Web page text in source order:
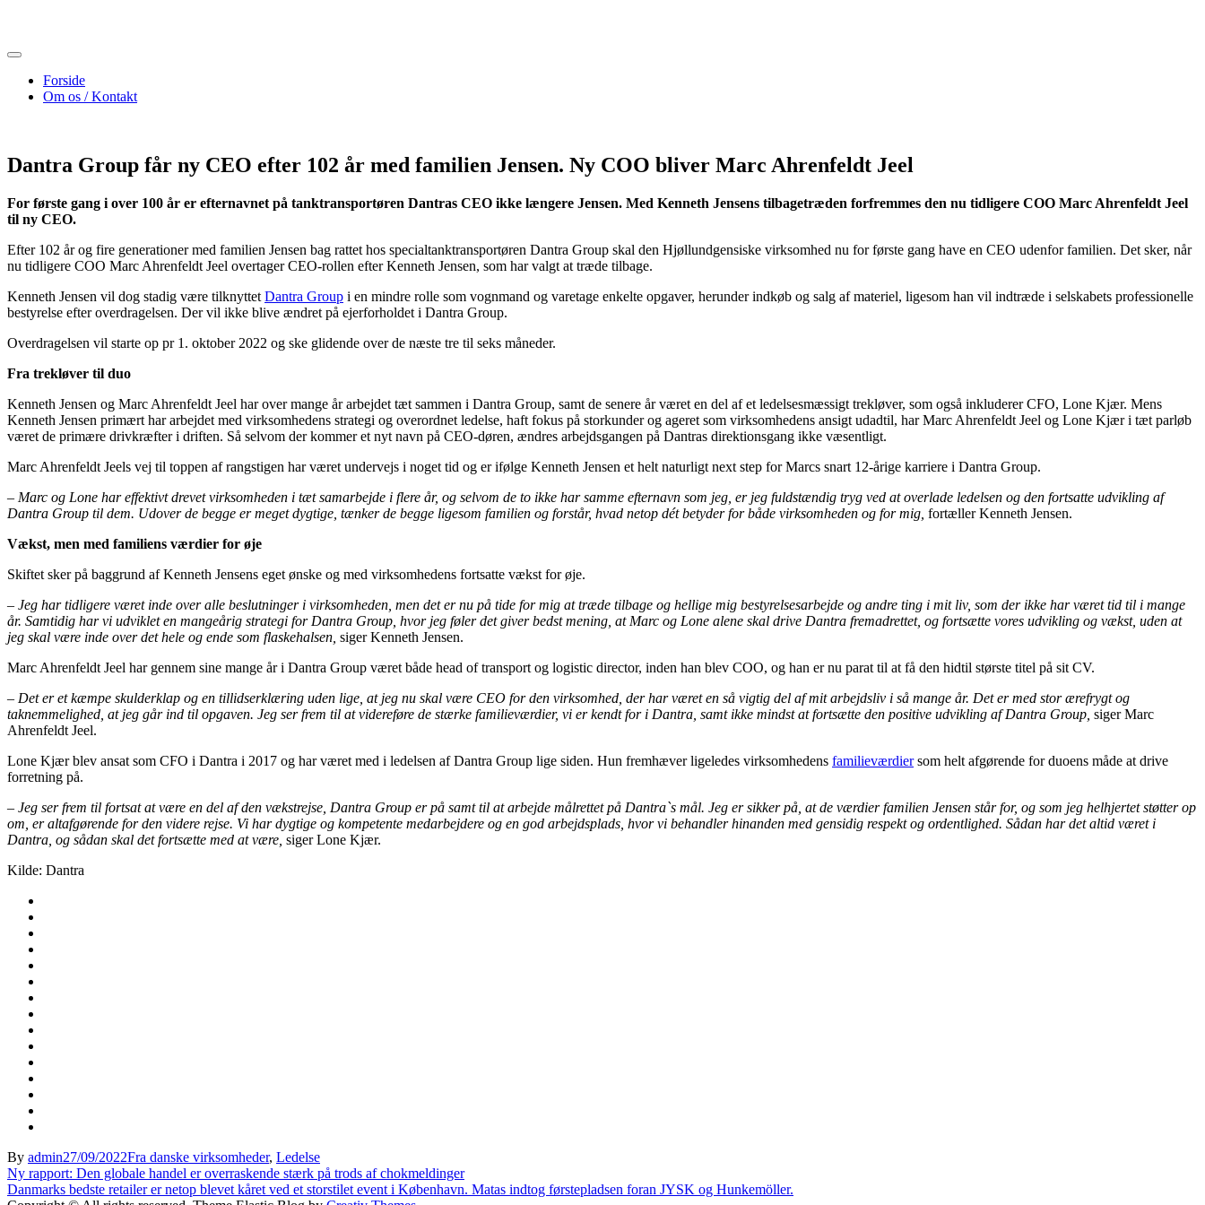
Forside
Om os / Kontakt
Dantra Group får ny CEO efter 102 år med familien Jensen. Ny COO bliver Marc Ahrenfeldt Jeel
For første gang i over 100 år er efternavnet på tanktransportøren Dantras CEO ikke længere Jensen. Med Kenneth Jensens tilbagetræden forfremmes den nu tidligere COO Marc Ahrenfeldt Jeel
til ny CEO.
Efter 102 år og fire generationer med familien Jensen bag rattet hos specialtanktransportøren Dantra Group skal den Hjøllundgensiske virksomhed nu for første gang have en CEO udenfor familien. Det sker, når
nu tidligere COO Marc Ahrenfeldt Jeel overtager CEO-rollen efter Kenneth Jensen, som har valgt at træde tilbage.
Kenneth Jensen vil dog stadig være tilknyttet Dantra Group i en mindre rolle som vognmand og varetage enkelte opgaver, herunder indkøb og salg af materiel, ligesom han vil indtræde i selskabets professionelle
bestyrelse efter overdragelsen. Der vil ikke blive ændret på ejerforholdet i Dantra Group.
Overdragelsen vil starte op pr 1. oktober 2022 og ske glidende over de næste tre til seks måneder.
Fra trekløver til duo
Kenneth Jensen og Marc Ahrenfeldt Jeel har over mange år arbejdet tæt sammen i Dantra Group, samt de senere år været en del af et ledelsesmæssigt trekløver, som også inkluderer CFO, Lone Kjær. Mens
Kenneth Jensen primært har arbejdet med virksomhedens strategi og overordnet ledelse, haft fokus på storkunder og ageret som virksomhedens ansigt udadtil, har Marc Ahrenfeldt Jeel og Lone Kjær i tæt parløb
været de primære drivkræfter i driften. Så selvom der kommer et nyt navn på CEO-døren, ændres arbejdsgangen på Dantras direktionsgang ikke væsentligt.
Marc Ahrenfeldt Jeels vej til toppen af rangstigen har været undervejs i noget tid og er ifølge Kenneth Jensen et helt naturligt next step for Marcs snart 12-årige karriere i Dantra Group.
– Marc og Lone har effektivt drevet virksomheden i tæt samarbejde i flere år, og selvom de to ikke har samme efternavn som jeg, er jeg fuldstændig tryg ved at overlade ledelsen og den fortsatte udvikling af
Dantra Group til dem. Udover de begge er meget dygtige, tænker de begge ligesom familien og forstår, hvad netop dét betyder for både virksomheden og for mig, fortæller Kenneth Jensen.
Vækst, men med familiens værdier for øje
Skiftet sker på baggrund af Kenneth Jensens eget ønske og med virksomhedens fortsatte vækst for øje.
– Jeg har tidligere været inde over alle beslutninger i virksomheden, men det er nu på tide for mig at træde tilbage og hellige mig bestyrelsesarbejde og andre ting i mit liv, som der ikke har været tid til i mange
år. Samtidig har vi udviklet en mangeårig strategi for Dantra Group, hvor jeg føler det giver bedst mening, at Marc og Lone alene skal drive Dantra fremadrettet, og fortsætte vores udvikling og vækst, uden at
jeg skal være inde over det hele og ende som flaskehalsen, siger Kenneth Jensen.
Marc Ahrenfeldt Jeel har gennem sine mange år i Dantra Group været både head of transport og logistic director, inden han blev COO, og han er nu parat til at få den hidtil største titel på sit CV.
– Det er et kæmpe skulderklap og en tillidserklæring uden lige, at jeg nu skal være CEO for den virksomhed, der har været en så vigtig del af mit arbejdsliv i så mange år. Det er med stor ærefrygt og
taknemmelighed, at jeg går ind til opgaven. Jeg ser frem til at videreføre de stærke familieværdier, vi er kendt for i Dantra, samt ikke mindst at fortsætte den positive udvikling af Dantra Group, siger Marc
Ahrenfeldt Jeel.
Lone Kjær blev ansat som CFO i Dantra i 2017 og har været med i ledelsen af Dantra Group lige siden. Hun fremhæver ligeledes virksomhedens familieværdiersom helt afgørende for duoens måde at drive
forretning på.
– Jeg ser frem til fortsat at være en del af den vækstrejse, Dantra Group er på samt til at arbejde målrettet på Dantra`s mål. Jeg er sikker på, at de værdier familien Jensen står for, og som jeg helhjertet støtter op
om, er altafgørende for den videre rejse. Vi har dygtige og kompetente medarbejdere og en god arbejdsplads, hvor vi behandler hinanden med gensidig respekt og ordentlighed. Sådan har det altid været i
Dantra, og sådan skal det fortsætte med at være, siger Lone Kjær.
Kilde: Dantra
By admin27/09/2022Fra danske virksomheder, Ledelse
Indlægsnavigation
Ny rapport: Den globale handel er overraskende stærk på trods af chokmeldinger
Danmarks bedste retailer er netop blevet kåret ved et storstilet event i København. Matas indtog førstepladsen foran JYSK og Hunkemöller.